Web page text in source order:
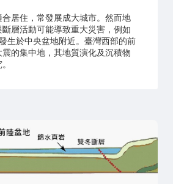
居住，常發展成大城市。然而地
層活動可能導致重大災害，例如
生於中央盆地附近。臺灣西部的前
的集中地，其地質演化及沉積物